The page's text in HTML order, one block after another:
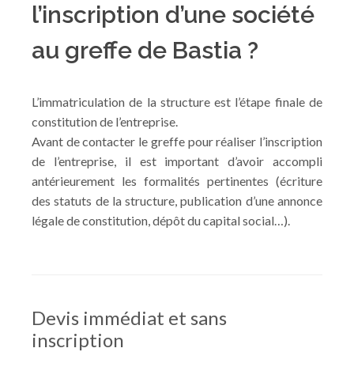
l’inscription d’une société
au greffe de Bastia ?
L’immatriculation de la structure est l’étape finale de
constitution de l’entreprise.
Avant de contacter le greffe pour réaliser l’inscription
de l’entreprise, il est important d’avoir accompli
antérieurement les formalités pertinentes (écriture
des statuts de la structure, publication d’une annonce
légale de constitution, dépôt du capital social…).
Devis immédiat et sans
inscription